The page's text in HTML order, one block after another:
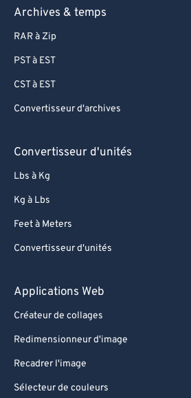
Archives & temps
RAR à Zip
PST à EST
CST à EST
Convertisseur d'archives
Convertisseur d'unités
Lbs à Kg
Kg à Lbs
Feet à Meters
Convertisseur d'unités
Applications Web
Créateur de collages
Redimensionneur d'image
Recadrer l'image
Sélecteur de couleurs